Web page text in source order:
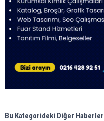
Bu Kategorideki Diğer Haberler